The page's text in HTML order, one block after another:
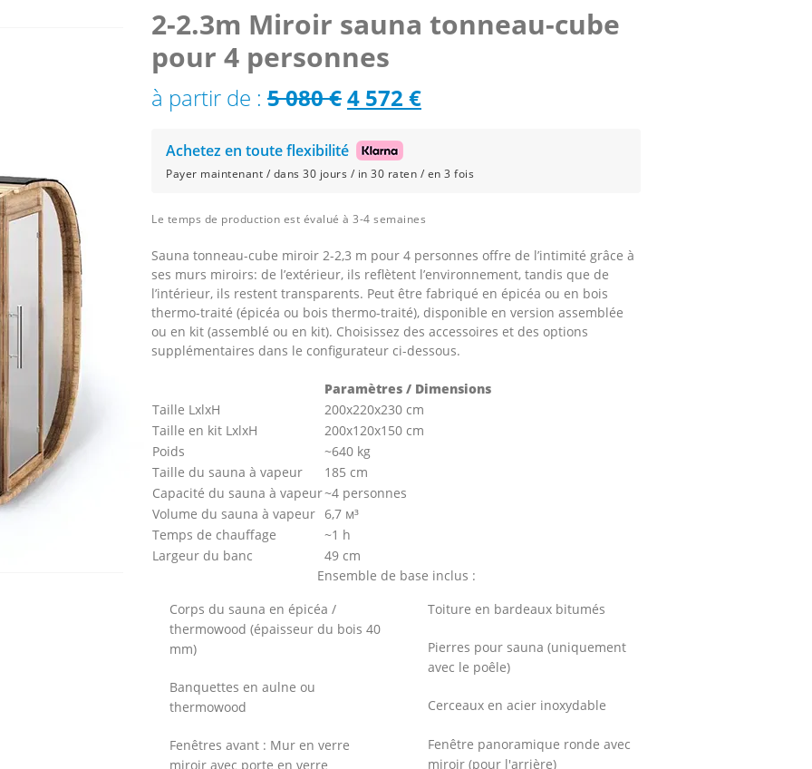
2-2.3m Miroir sauna tonneau-cube
pour 4 personnes
à partir de : 5 080€Le
initial
5
080 €.
4 572 €Le
actuel
4
572 €.
Achetez en toute flexibilité
Payer maintenant / dans 30 jours / in 30 raten / en 3 fois
Le temps de production est évalué à 3-4 semaines
Sauna tonneau-cube miroir 2-2,3 m pour 4 personnes offre de l’intimité grâce à
ses murs miroirs: de l’extérieur, ils reflètent l’environnement, tandis que de
l’intérieur, ils restent transparents. Peut être fabriqué en épicéa ou en bois
thermo-traité (épicéa ou bois thermo-traité), disponible en version assemblée
ou en kit (assemblé ou en kit). Choisissez des accessoires et des options
supplémentaires dans le configurateur ci-dessous.
Paramètres / Dimensions
Taille LxlxH
200x220x230 cm
Taille en kit LxlxH
200х120х150 cm
Poids
~640 kg
Taille du sauna à vapeur
185 cm
Capacité du sauna à vapeur~4 personnes
Volume du sauna à vapeur 6,7 м³
Temps de chauffage
~1 h
Largeur du banc
49 cm
Ensemble de base inclus :
Corps du sauna en épicéa /
thermowood (épaisseur du bois 40
mm)
Banquettes en aulne ou
thermowood
Fenêtres avant : Mur en verre
miroir avec porte en verre
Toiture en bardeaux bitumés
Pierres pour sauna (uniquement
avec le poêle)
Cerceaux en acier inoxydable
Fenêtre panoramique ronde avec
miroir (pour l'arrière)